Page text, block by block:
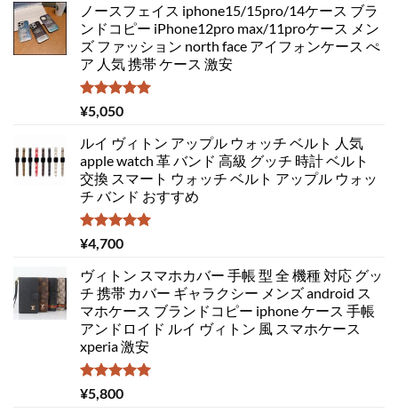
ノースフェイス iphone15/15pro/14ケース ブラ
ンドコピー iPhone12pro max/11proケース メン
ズ ファッション north face アイフォンケース ぺ
ア 人気 携帯 ケース 激安
5段階中
5.00
¥5,050
ルイ ヴィトン アップル ウォッチ ベルト 人気
apple watch 革 バンド 高級 グッチ 時計 ベルト
交換 スマート ウォッチ ベルト アップル ウォッ
チ バンド おすすめ
5段階中
5.00
¥4,700
ヴィトン スマホカバー 手帳 型 全 機種 対応 グッ
チ 携帯 カバー ギャラクシー メンズ android ス
マホケース ブランドコピー iphone ケース 手帳
アンドロイド ルイ ヴィトン 風 スマホケース
xperia 激安
5段階中
5.00
¥5,800